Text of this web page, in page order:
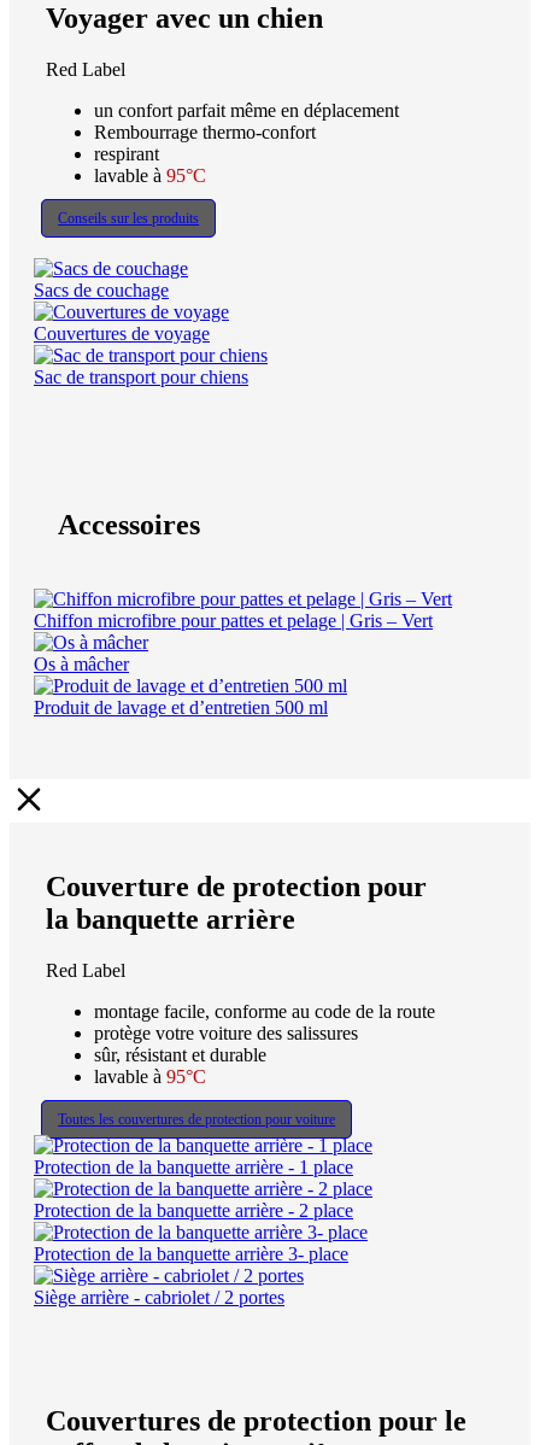
Voyager avec un chien
Red Label
un confort parfait même en déplacement
Rembourrage thermo-confort
respirant
lavable à 95°C
Conseils sur les produits
Sacs de couchage
Couvertures de voyage
Sac de transport pour chiens
Accessoires
Chiffon microfibre pour pattes et pelage | Gris – Vert
Os à mâcher
Produit de lavage et d’entretien 500 ml
Couverture de protection pour
la banquette arrière
Red Label
montage facile, conforme au code de la route
protège votre voiture des salissures
sûr, résistant et durable
lavable à 95°C
Toutes les couvertures de protection pour voiture
Protection de la banquette arrière - 1 place
Protection de la banquette arrière - 2 place
Protection de la banquette arrière 3- place
Siège arrière - cabriolet / 2 portes
Couvertures de protection pour le